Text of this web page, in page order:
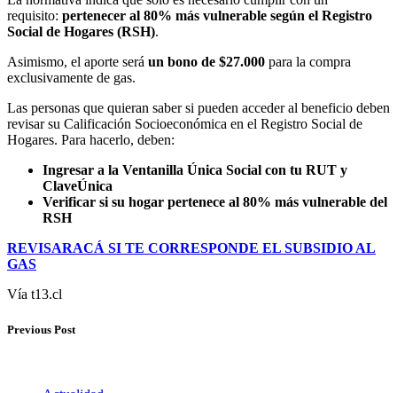
requisito: pertenecer al 80% más vulnerable según el Registro
Social de Hogares (RSH).
Asimismo, el aporte será un bono de $27.000 para la compra
exclusivamente de gas.
Las personas que quieran saber si pueden acceder al beneficio deben
revisar su Calificación Socioeconómica en el Registro Social de
Hogares. Para hacerlo, deben:
Ingresar a la Ventanilla Única Social con tu RUT y
ClaveÚnica
Verificar si su hogar pertenece al 80% más vulnerable del
RSH
REVISARACÁ SI TE CORRESPONDE EL SUBSIDIO AL
GAS
Vía t13.cl
Previous Post